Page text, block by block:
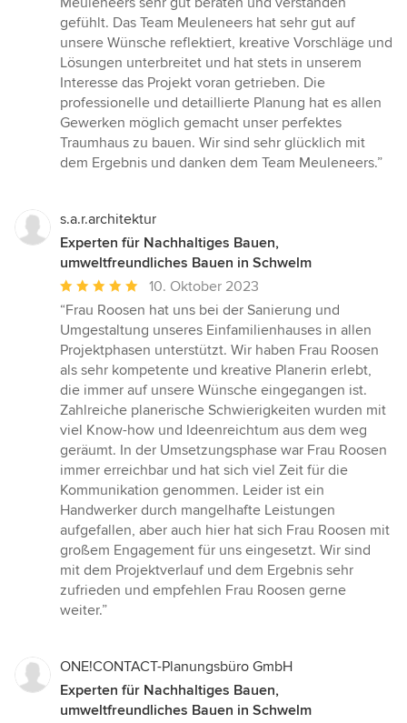
Sternen
gefühlt. Das Team Meuleneers hat sehr gut auf
unsere Wünsche reflektiert, kreative Vorschläge und
Lösungen unterbreitet und hat stets in unserem
Interesse das Projekt voran getrieben. Die
professionelle und detaillierte Planung hat es allen
Gewerken möglich gemacht unser perfektes
Traumhaus zu bauen. Wir sind sehr glücklich mit
dem Ergebnis und danken dem Team Meuleneers.”
s.a.r.architektur
Experten für Nachhaltiges Bauen,
umweltfreundliches Bauen in Schwelm
Durchschnittliche
Bewertung:
5
von
5
Sternen
10. Oktober 2023
“Frau Roosen hat uns bei der Sanierung und
Umgestaltung unseres Einfamilienhauses in allen
Projektphasen unterstützt. Wir haben Frau Roosen
als sehr kompetente und kreative Planerin erlebt,
die immer auf unsere Wünsche eingegangen ist.
Zahlreiche planerische Schwierigkeiten wurden mit
viel Know-how und Ideenreichtum aus dem weg
geräumt. In der Umsetzungsphase war Frau Roosen
immer erreichbar und hat sich viel Zeit für die
Kommunikation genommen. Leider ist ein
Handwerker durch mangelhafte Leistungen
aufgefallen, aber auch hier hat sich Frau Roosen mit
großem Engagement für uns eingesetzt. Wir sind
mit dem Projektverlauf und dem Ergebnis sehr
zufrieden und empfehlen Frau Roosen gerne
weiter.”
ONE!CONTACT-Planungsbüro GmbH
Experten für Nachhaltiges Bauen,
umweltfreundliches Bauen in Schwelm